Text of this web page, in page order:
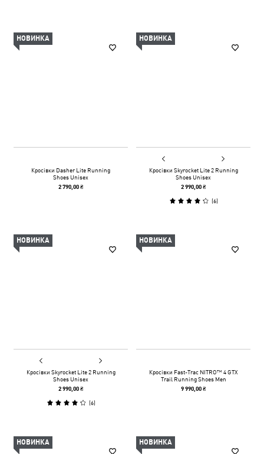
НОВИНКА
Кросівки Dasher Lite Running
Shoes Unisex
2 790,00 ₴
НОВИНКА
Кросівки Skyrocket Lite 2 Running
Shoes Unisex
2 990,00 ₴
(6)
НОВИНКА
Кросівки Skyrocket Lite 2 Running
Shoes Unisex
2 990,00 ₴
(6)
НОВИНКА
Кросівки Fast-Trac NITRO™ 4 GTX
Trail Running Shoes Men
9 990,00 ₴
НОВИНКА НОВИНКА